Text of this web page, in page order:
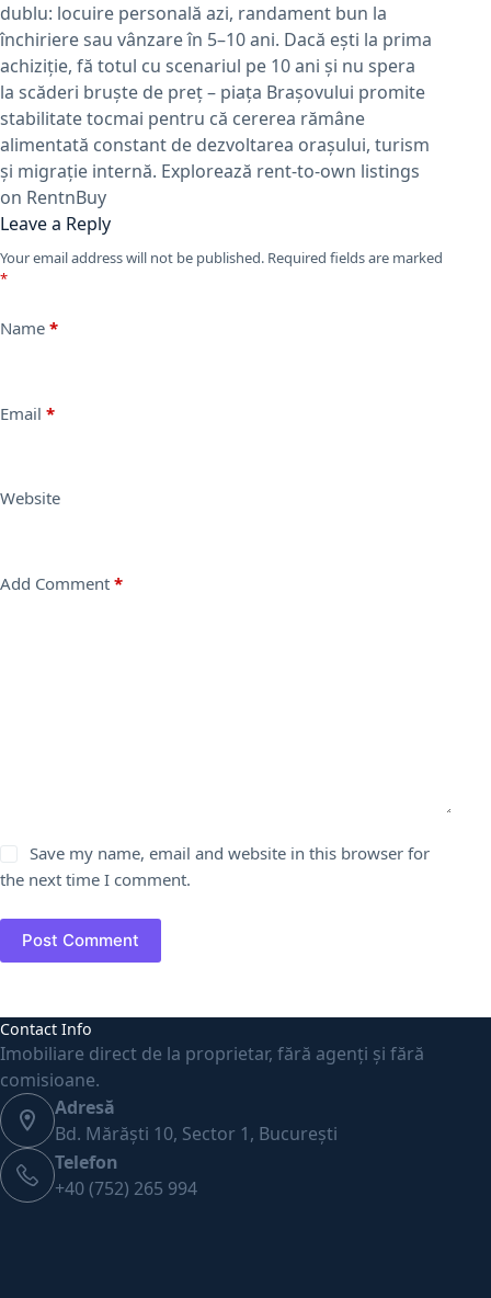
dublu: locuire personală azi, randament bun la
închiriere sau vânzare în 5–10 ani. Dacă ești la prima
achiziție, fă totul cu scenariul pe 10 ani și nu spera
la scăderi bruște de preț – piața Brașovului promite
stabilitate tocmai pentru că cererea rămâne
alimentată constant de dezvoltarea orașului, turism
și migrație internă. Explorează rent-to-own listings
on RentnBuy
Leave a Reply
Your email address will not be published. Required fields are marked
*
Name *
Email *
Website
Add Comment *
Save my name, email and website in this browser for
the next time I comment.
Post Comment
Contact Info
Imobiliare direct de la proprietar, fără agenți și fără
comisioane.
Adresă
Bd. Mărăști 10, Sector 1, București
Telefon
+40 (752) 265 994